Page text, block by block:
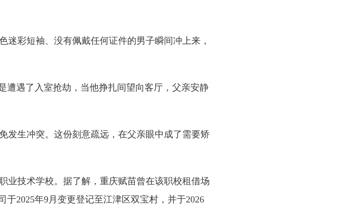
彩短袖、没有佩戴任何证件的男子瞬间冲上来，
遇了入室抢劫，当他挣扎间望向客厅，父亲安静
生冲突。这份刻意疏远，在父亲眼中成了需要矫
技术学校。据了解，重庆赋苗曾在该职校租借场
2025年9月变更登记至江津区双宝村，并于2026